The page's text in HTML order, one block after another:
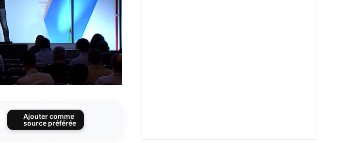
Ajouter comme
source préférée